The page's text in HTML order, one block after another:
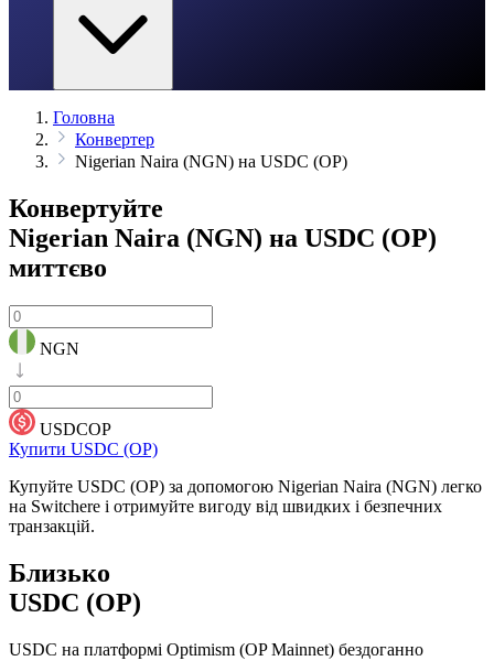
Головна
Конвертер
Nigerian Naira (NGN) на USDC (OP)
Конвертуйте
Nigerian Naira (NGN) на USDC (OP)
миттєво
NGN
USDCOP
Купити USDC (OP)
Купуйте USDC (OP) за допомогою Nigerian Naira (NGN) легко
на Switchere і отримуйте вигоду від швидких і безпечних
транзакцій.
Близько
USDC (OP)
USDC на платформі Optimism (OP Mainnet) бездоганно